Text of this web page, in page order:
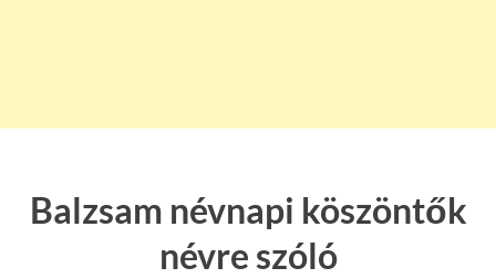
Balzsam névnapi köszöntők
névre szóló